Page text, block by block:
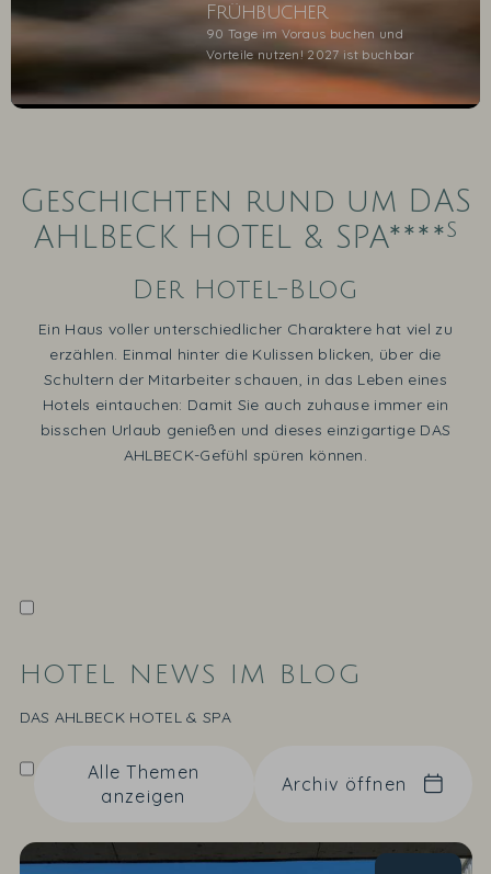
Frühbucher
90 Tage im Voraus buchen und
Vorteile nutzen! 2027 ist buchbar
Geschichten rund um DAS
AHLBECK HOTEL & SPA****s
Der Hotel-Blog
Ein Haus voller unterschiedlicher Charaktere hat viel zu
erzählen. Einmal hinter die Kulissen blicken, über die
Schultern der Mitarbeiter schauen, in das Leben eines
Hotels eintauchen: Damit Sie auch zuhause immer ein
bisschen Urlaub genießen und dieses einzigartige DAS
AHLBECK-Gefühl spüren können.
HOTEL NEWS IM BLOG
DAS AHLBECK HOTEL & SPA
Alle Themen
anzeigen
Archiv öffnen